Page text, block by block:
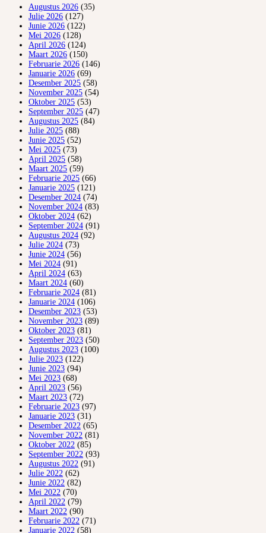
Augustus 2026 (35)
Julie 2026 (127)
Junie 2026 (122)
Mei 2026 (128)
April 2026 (124)
Maart 2026 (150)
Februarie 2026 (146)
Januarie 2026 (69)
Desember 2025 (58)
November 2025 (54)
Oktober 2025 (53)
September 2025 (47)
Augustus 2025 (84)
Julie 2025 (88)
Junie 2025 (52)
Mei 2025 (73)
April 2025 (58)
Maart 2025 (59)
Februarie 2025 (66)
Januarie 2025 (121)
Desember 2024 (74)
November 2024 (83)
Oktober 2024 (62)
September 2024 (91)
Augustus 2024 (92)
Julie 2024 (73)
Junie 2024 (56)
Mei 2024 (91)
April 2024 (63)
Maart 2024 (60)
Februarie 2024 (81)
Januarie 2024 (106)
Desember 2023 (53)
November 2023 (89)
Oktober 2023 (81)
September 2023 (50)
Augustus 2023 (100)
Julie 2023 (122)
Junie 2023 (94)
Mei 2023 (68)
April 2023 (56)
Maart 2023 (72)
Februarie 2023 (97)
Januarie 2023 (31)
Desember 2022 (65)
November 2022 (81)
Oktober 2022 (85)
September 2022 (93)
Augustus 2022 (91)
Julie 2022 (62)
Junie 2022 (82)
Mei 2022 (70)
April 2022 (79)
Maart 2022 (90)
Februarie 2022 (71)
Januarie 2022 (58)